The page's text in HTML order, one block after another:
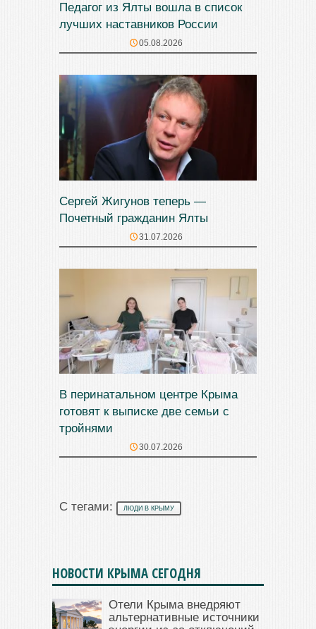
Педагог из Ялты вошла в список
лучших наставников России
05.08.2026
Сергей Жигунов теперь —
Почетный гражданин Ялты
31.07.2026
В перинатальном центре Крыма
готовят к выписке две семьи с
тройнями
30.07.2026
С тегами: ЛЮДИ В КРЫМУ
НОВОСТИ КРЫМА СЕГОДНЯ
Отели Крыма внедряют
альтернативные источники